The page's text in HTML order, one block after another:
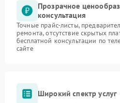
Прозрачное
консультация
Точные прайс-листы,
ремонта, отсутствие скрытых
бесплатной консультации по
сайте
Широкий спектр услуг